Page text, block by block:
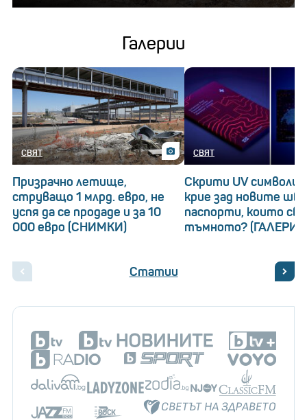
Галерии
СВЯТ
Призрачно летище,
струващо 1 млрд. евро, не
успя да се продаде и за 10
000 евро (СНИМКИ)
СВЯТ
Скрити UV символи:
крие зад новите
паспорти, които
тъмното?
Статии